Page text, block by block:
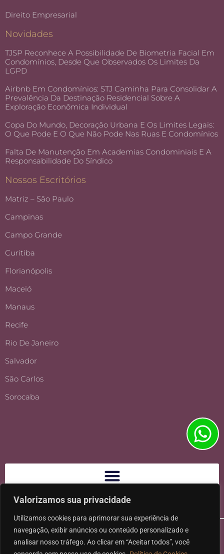
Valorizamos sua privacidade
Utilizamos cookies para aprimorar sua experiência de
navegação, exibir anúncios ou conteúdo personalizado e
analisar nosso tráfego. Ao clicar em “Aceitar todos”, você
Direito Empresarial
Novidades
TJSP Reconhece A Possibilidade De Biometria Facial Em
Condomínios, Desde Que Observados Os Limites Da
LGPD
Airbnb Em Condomínios: STJ Caminha Para Consolidar A
Prevalência Da Destinação Residencial Sobre A
Exploração Econômica Individual
Copa Do Mundo, Decoração Urbana E Os Limites Legais:
O Que Pode E O Que Não Pode Nas Ruas E Condomínios
Falta De Manutenção Em Academias Condominiais E A
Responsabilidade Do Síndico
Nossos Escritórios
Matriz – São Paulo
Campinas
Campo Grande
Curitiba
Florianópolis
Maceió
Manaus
Recife
Rio De Janeiro
Salvador
São Carlos
Sorocaba